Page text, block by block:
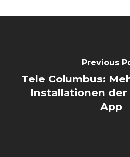
Previous
Tele Columbus:
Installationen der
App